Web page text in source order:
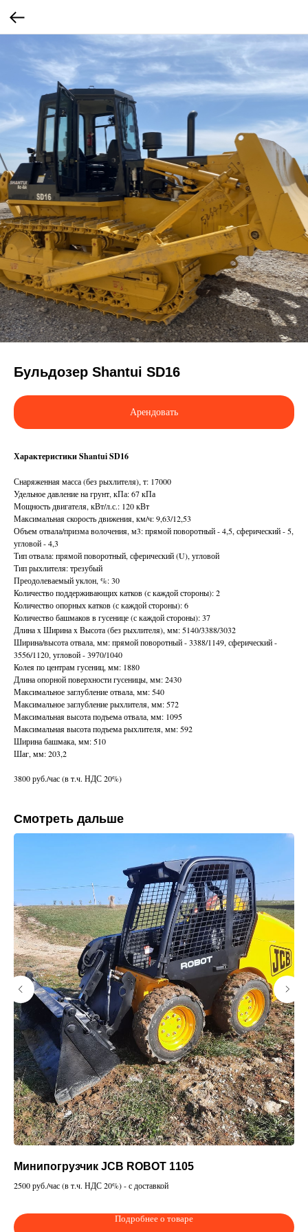
Бульдозер Shantui SD16
Арендовать
Характеристики Shantui SD16
Снаряженная масса (без рыхлителя), т: 17000
Удельное давление на грунт, кПа: 67 кПа
Мощность двигателя, кВт/л.с.: 120 кВт
Максимальная скорость движения, км/ч: 9,63/12,53
Объем отвала/призма волочения, м3: прямой поворотный - 4,5, сферический - 5,
угловой - 4,3
Тип отвала: прямой поворотный, сферический (U), угловой
Тип рыхлителя: трезубый
Преодолеваемый уклон, %: 30
Количество поддерживающих катков (с каждой стороны): 2
Количество опорных катков (с каждой стороны): 6
Количество башмаков в гусенице (с каждой стороны): 37
Длина x Ширина x Высота (без рыхлителя), мм: 5140/3388/3032
Ширина/высота отвала, мм: прямой поворотный - 3388/1149, сферический -
3556/1120, угловой - 3970/1040
Колея по центрам гусениц, мм: 1880
Длина опорной поверхности гусеницы, мм: 2430
Максимальное заглубление отвала, мм: 540
Максимальное заглубление рыхлителя, мм: 572
Максимальная высота подъема отвала, мм: 1095
Максимальная высота подъема рыхлителя, мм: 592
Ширина башмака, мм: 510
Шаг, мм: 203,2
3800 руб./час (в т.ч. НДС 20%)
Смотреть дальше
Минипогрузчик JCB ROBOT 1105
2500 руб./час (в т.ч. НДС 20%) - с доставкой
Подробнее о товаре